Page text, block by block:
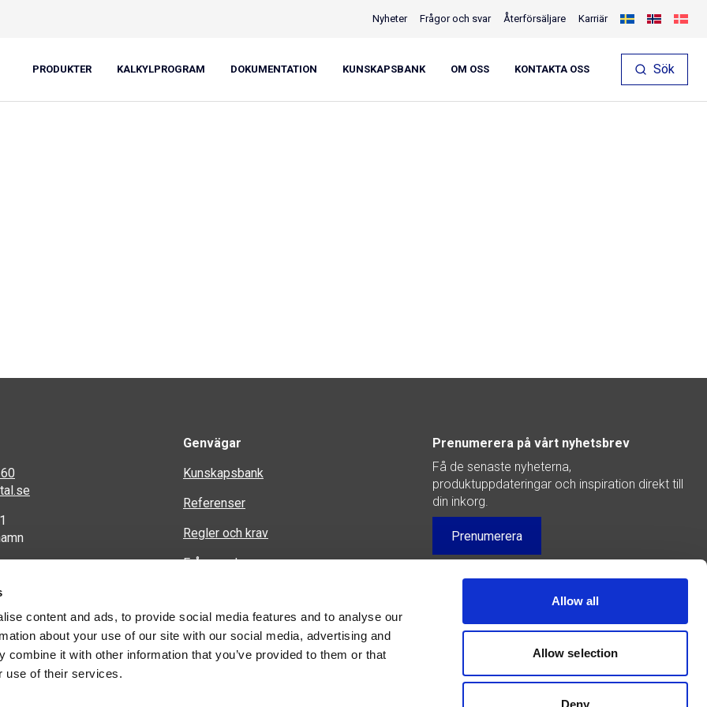
content and ads, to provide social media features and to analyse our
about your use of our site with our social media, advertising and
combine it with other information that you’ve provided to them or that
use of their services.
Allow all
Allow selection
Deny
Sök
PRODUKTER KALKYLPROGRAM DOKUMENTATION KUNSKAPSBANK OM OSS KONTAKTA OSS
Nyheter Frågor och svar Återförsäljare Karriär
Genvägar
Kunskapsbank
Referenser
Regler och krav
Frågor och svar
Kontakta oss
Prenumerera på vårt nyhetsbrev
Få de senaste nyheterna,
produktuppdateringar och inspiration direkt till
din inkorg.
Prenumerera